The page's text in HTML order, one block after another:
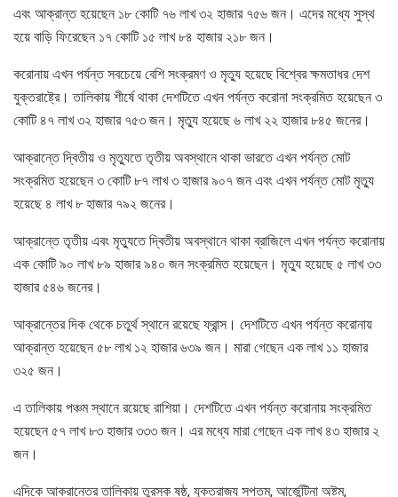
এবং আক্রান্ত হয়েছেন ১৮ কোটি ৭৬ লাখ ৩২ হাজার ৭৫৬ জন। এদের মধ্যে সুস্থ
হয়ে বাড়ি ফিরেছেন ১৭ কোটি ১৫ লাখ ৮৪ হাজার ২১৮ জন।
করোনায় এখন পর্যন্ত সবচেয়ে বেশি সংক্রমণ ও মৃত্যু হয়েছে বিশ্বের ক্ষমতাধর দেশ
যুক্তরাষ্ট্রে। তালিকায় শীর্ষে থাকা দেশটিতে এখন পর্যন্ত করোনা সংক্রমিত হয়েছেন ৩
কোটি ৪৭ লাখ ৩২ হাজার ৭৫৩ জন। মৃত্যু হয়েছে ৬ লাখ ২২ হাজার ৮৪৫ জনের।
আক্রান্তে দ্বিতীয় ও মৃত্যুতে তৃতীয় অবস্থানে থাকা ভারতে এখন পর্যন্ত মোট
সংক্রমিত হয়েছেন ৩ কোটি ৮৭ লাখ ৩ হাজার ৯০৭ জন এবং এখন পর্যন্ত মোট মৃত্যু
হয়েছে ৪ লাখ ৮ হাজার ৭৯২ জনের।
আক্রান্তে তৃতীয় এবং মৃত্যুতে দ্বিতীয় অবস্থানে থাকা ব্রাজিলে এখন পর্যন্ত করোনায়
এক কোটি ৯০ লাখ ৮৯ হাজার ৯৪০ জন সংক্রমিত হয়েছেন। মৃত্যু হয়েছে ৫ লাখ ৩৩
হাজার ৫৪৬ জনের।
আক্রান্তের দিক থেকে চতুর্থ স্থানে রয়েছে ফ্রান্স। দেশটিতে এখন পর্যন্ত করোনায়
আক্রান্ত হয়েছেন ৫৮ লাখ ১২ হাজার ৬৩৯ জন। মারা গেছেন এক লাখ ১১ হাজার
৩২৫ জন।
এ তালিকায় পঞ্চম স্থানে রয়েছে রাশিয়া। দেশটিতে এখন পর্যন্ত করোনায় সংক্রমিত
হয়েছেন ৫৭ লাখ ৮৩ হাজার ৩৩৩ জন। এর মধ্যে মারা গেছেন এক লাখ ৪৩ হাজার ২
জন।
এদিকে আক্রান্তের তালিকায় তুরস্ক ষষ্ঠ, যুক্তরাজ্য সপ্তম, আর্জেন্টিনা অষ্টম,